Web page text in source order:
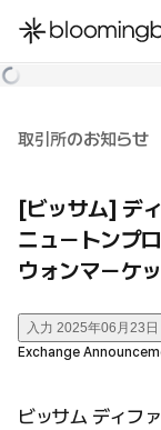
한국어
取引所のお知らせ
[ビッサム] デ
ニュートンプ
ウォンマーケ
入力 2025年06月23
Exchange
ビッサム ディフ